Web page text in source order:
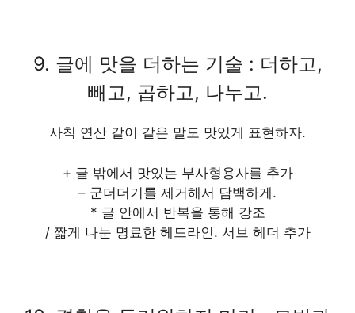
9. 글에 맛을 더하는 기술 : 더하고,
빼고, 곱하고, 나누고.
사칙 연산 같이 같은 말도 맛있게 표현하자.
+ 글 밖에서 맛있는 부사형용사를 추가
– 군더더기를 제거해서 담백하게.
* 글 안에서 반복을 통해 강조
/ 짧게 나눈 명료한 헤드라인. 서브 헤더 추가